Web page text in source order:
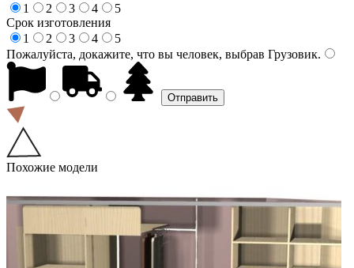
1
2 3 4
5
Срок изготовления
1
2 3 4
5
Пожалуйста, докажите, что вы человек, выбрав Грузовик.
Похожие модели